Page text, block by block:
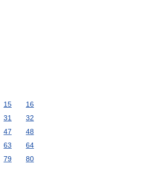
15
16
31
32
47
48
63
64
79
80